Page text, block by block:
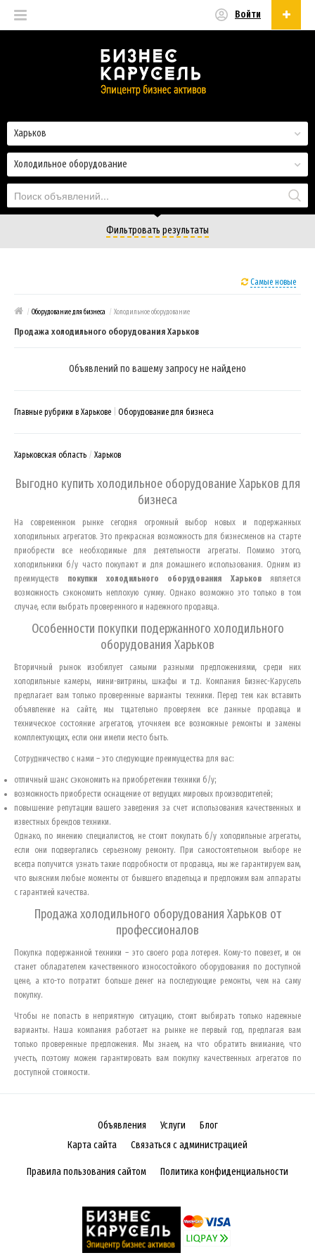
Войти
Холодильное оборудование
Харьков
Фильтровать результаты
Самые новые
/ Оборудование для бизнеса / Холодильное оборудование
Продажа холодильного оборудования Харьков
Объявлений по вашему запросу не найдено
Главные рубрики в Харькове Оборудование для бизнеса
Харьковская область Харьков
Выгодно купить холодильное оборудованиеХарьков для
бизнеса
На современном рынке сегодня огромный выбор новых и подержанных
холодильных агрегатов. Это прекрасная возможность для бизнесменов на старте
приобрести все необходимые для деятельности агрегаты. Помимо этого,
холодильники б/у часто покупают и для домашнего использования. Одним из
преимуществ покупки холодильного оборудования Харьковявляется
возможность сэкономить неплохую сумму. Однако возможно это только в том
случае, если выбрать проверенного и надежного продавца.
Особенности покупки подержанного холодильного
оборудования Харьков
Вторичный рынок изобилует самыми разными предложениями, среди них
холодильные камеры, мини-витрины, шкафы и т.д. Компания Бизнес-Карусель
предлагает вам только проверенные варианты техники. Перед тем как вставить
объявление на сайте, мы тщательно проверяем все данные продавца и
техническое состояние агрегатов, уточняем все возможные ремонты и замены
комплектующих, если они имели место быть.
Сотрудничество с нами – это следующие преимущества для вас:
отличный шанс сэкономить на приобретении техники б/у;
возможность приобрести оснащение от ведущих мировых производителей;
повышение репутации вашего заведения за счет использования качественных и
известных брендов техники.
Однако, по мнению специалистов, не стоит покупать б/у холодильные агрегаты,
если они подвергались серьезному ремонту. При самостоятельном выборе не
всегда получится узнать такие подробности от продавца, мы же гарантируем вам,
что выясним любые моменты от бывшего владельца и предложим вам аппараты
с гарантией качества.
Продажа холодильного оборудования Харьков от
профессионалов
Покупка подержанной техники – это своего рода лотерея. Кому-то повезет, и он
станет обладателем качественного износостойкого оборудования по доступной
цене, а кто-то потратит больше денег на последующие ремонты, чем на саму
покупку.
Чтобы не попасть в неприятную ситуацию, стоит выбирать только надежные
варианты. Наша компания работает на рынке не первый год, предлагая вам
только проверенные предложения. Мы знаем, на что обратить внимание, что
учесть, поэтому можем гарантировать вам покупку качественных агрегатов по
доступной стоимости.
Объявления Услуги
Блог
Карта сайта
Связаться с администрацией
Правила пользования сайтом Политика конфиденциальности